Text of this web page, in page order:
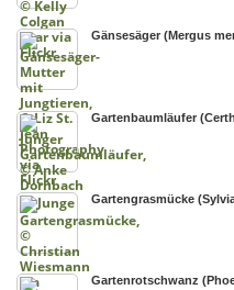
Gänsesäger (Mergus
Gartenbaumläufer
Gartengrasmücke
Gartenrotschwanz